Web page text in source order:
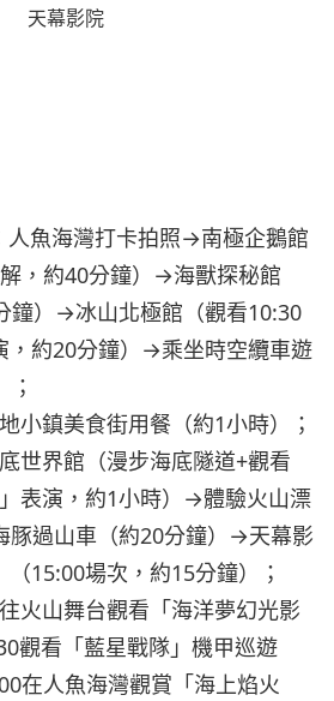
天幕影院
人魚海灣打卡拍照→南極企鵝館
解，約40分鐘）→海獸探秘館
鐘）→冰山北極館（觀看10:30
，約20分鐘）→乘坐時空纜車遊
小鎮美食街用餐（約1小時）；
世界館（漫步海底隧道+觀看
表演，約1小時）→體驗火山漂
過山車（約20分鐘）→天幕影
15:00場次，約15分鐘）；
火山舞台觀看「海洋夢幻光影
觀看「藍星戰隊」機甲巡遊
在人魚海灣觀賞「海上焰火